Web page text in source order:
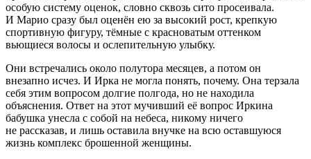
особую систему оценок, словно сквозь сито просеивала.
И Марио сразу был оценён ею за высокий рост, крепкую
спортивную фигуру, тёмные с красноватым оттенком
вьющиеся волосы и ослепительную улыбку.
Они встречались около полутора месяцев, а потом он
внезапно исчез. И Ирка не могла понять, почему. Она терзала
себя этим вопросом долгие полгода, но не находила
объяснения. Ответ на этот мучивший её вопрос Иркина
бабушка унесла с собой на небеса, никому ничего
не рассказав, и лишь оставила внучке на всю оставшуюся
жизнь комплекс брошенной женщины.